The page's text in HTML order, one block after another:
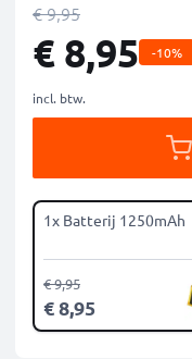
€ 9,95
€ 8,95 -10%
incl. btw.
1x Batterij 1250mAh
€ 8,95
€ 9,95